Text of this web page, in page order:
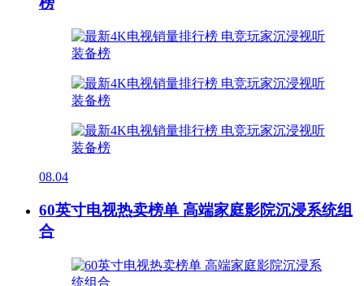
08.04
60英寸电视热卖榜单 高端家庭影院沉浸系统组
合